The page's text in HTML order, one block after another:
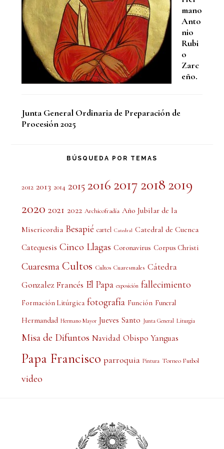
mano
Anto
nio
Rubi
o
Zarc
eño.
Junta General Ordinaria de Preparación de
Procesión 2025
BÚSQUEDA POR TEMAS
2012 2013 2014 2015 2016 2017 2018 2019
2020 2021 2022 Archicofradía Año Jubilar de la
Misericordia Besapié cartel Catedral Catedral de Cuenca
Catequesis Cinco Llagas Coronavirus Corpus Christi
Cuaresma Cultos Cultos Cuaresmales Cátedra
Gonzalez Francés El Papa exposición fallecimiento
Formación Litúrgica fotografía Función Funeral
Hermandad Hermano Mayor Jueves Santo Junta General Liturgia
Misa de Difuntos Navidad Obispo Yanguas
Papa Francisco parroquia Pintura Torneo Futbol
video